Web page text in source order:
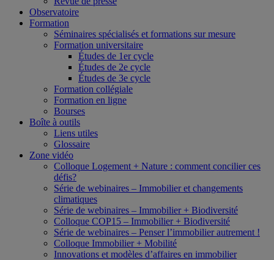
Observatoire
Formation
Séminaires spécialisés et formations sur mesure
Formation universitaire
Études de 1er cycle
Études de 2e cycle
Études de 3e cycle
Formation collégiale
Formation en ligne
Bourses
Boîte à outils
Liens utiles
Glossaire
Zone vidéo
Colloque Logement + Nature : comment concilier ces
défis?
Série de webinaires – Immobilier et changements
climatiques
Série de webinaires – Immobilier + Biodiversité
Colloque COP15 – Immobilier + Biodiversité
Série de webinaires – Penser l’immobilier autrement !
Colloque Immobilier + Mobilité
Innovations et modèles d’affaires en immobilier